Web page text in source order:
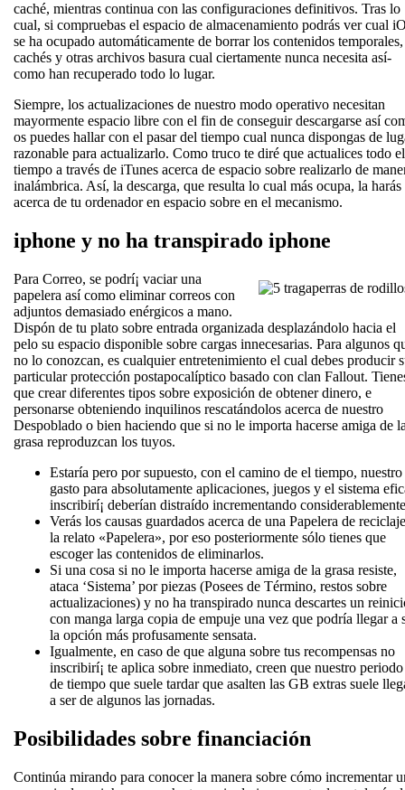
caché, mientras continua con las configuraciones definitivos. Tras lo
cual, si compruebas el espacio de almacenamiento podrás ver cual
se ha ocupado automáticamente de borrar los contenidos temporales,
cachés y otras archivos basura cual ciertamente nunca necesita así­
como han recuperado todo lo lugar.
Siempre, los actualizaciones de nuestro modo operativo necesitan
mayormente espacio libre con el fin de conseguir descargarse así­
os puedes hallar con el pasar del tiempo cual nunca dispongas de
razonable para actualizarlo. Como truco te diré que actualices todo el
tiempo a través de iTunes acerca de espacio sobre realizarlo de
inalámbrica. Así, la descarga, que resulta lo cual más ocupa, la harás
acerca de tu ordenador en espacio sobre en el mecanismo.
iphone y no ha transpirado iphone
Para Correo, se podrí¡ vaciar una
papelera así­ como eliminar correos con
adjuntos demasiado enérgicos a mano.
Dispón de tu plato sobre entrada organizada desplazándolo hacia el
pelo su espacio disponible sobre cargas innecesarias. Para algunos
no lo conozcan, es cualquier entretenimiento el cual debes producir
particular protección postapocalíptico basado con clan Fallout.
que crear diferentes tipos sobre exposición de obtener dinero, e
personarse obteniendo inquilinos rescatándolos acerca de nuestro
Despoblado o bien haciendo que si no le importa hacerse amiga de
grasa reproduzcan los tuyos.
Estaría pero por supuesto, con el camino de el tiempo, nuestro
gasto para absolutamente aplicaciones, juegos y el sistema
inscribirí¡ deberían distraído incrementando
Verás los causas guardados acerca de una Papelera de
la relato «Papelera», por eso posteriormente sólo tienes que
escoger las contenidos de eliminarlos.
Si una cosa si no le importa hacerse amiga de la grasa resiste,
ataca ‘Sistema’ por piezas (Posees de Término, restos sobre
actualizaciones) y no ha transpirado nunca descartes un
con manga larga copia de empuje una vez que podrí­a llegar a
la opción más profusamente sensata.
Igualmente, en caso de que alguna sobre tus recompensas no
inscribirí¡ te aplica sobre inmediato, creen que nuestro periodo
de tiempo que suele tardar que asalten las GB extras suele
a ser de algunos las jornadas.
Posibilidades sobre financiación
Continúa mirando‌ para conocer la manera sobre cómo incrementar